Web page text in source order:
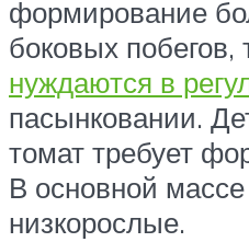
формирование
боковых
нуждаются в
пасынковании.
томат требует
В основной массе
низкорослые.